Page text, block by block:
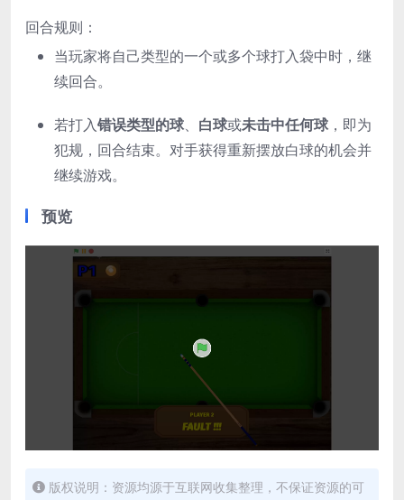
回合规则：
当玩家将自己类型的一个或多个球打入袋中时，继
续回合。
若打入错误类型的球、 白球或未击中任何球 ，即为
犯规，回合结束。对手获得重新摆放白球的机会并
继续游戏。
预览
版权说明：资源均源于互联网收集整理，不保证资源的可